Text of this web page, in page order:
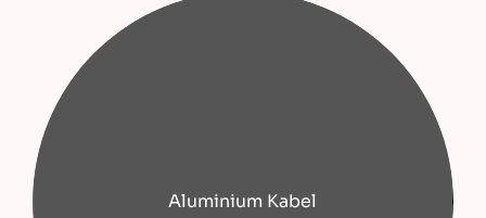
Aluminium Kabel